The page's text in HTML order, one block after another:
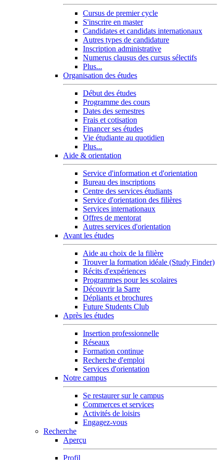
Cursus de premier cycle
S'inscrire en master
Candidates et candidats internationaux
Autres types de candidature
Inscription administrative
Numerus clausus des cursus sélectifs
Plus...
Organisation des études
Début des études
Programme des cours
Dates des semestres
Frais et cotisation
Financer ses études
Vie étudiante au quotidien
Plus...
Aide & orientation
Service d'information et d'orientation
Bureau des inscriptions
Centre des services étudiants
Service d'orientation des filières
Services internationaux
Offres de mentorat
Autres services d'orientation
Avant les études
Aide au choix de la filière
Trouver la formation idéale (Study Finder)
Récits d'expériences
Programmes pour les scolaires
Découvrir la Sarre
Dépliants et brochures
Future Students Club
Après les études
Insertion professionnelle
Réseaux
Formation continue
Recherche d'emploi
Services d'orientation
Notre campus
Se restaurer sur le campus
Commerces et services
Activités de loisirs
Engagez-vous
Recherche
Aperçu
Profil